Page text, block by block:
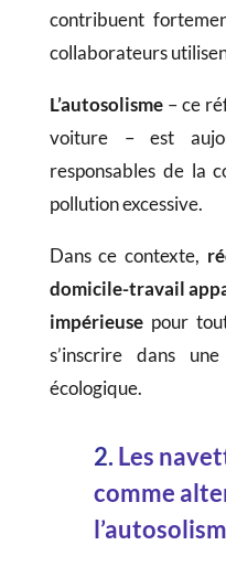
contribuent
collaborateurs
L’autosolisme– ce
voiture – est
responsables de la
pollution excessive.
Dans ce contexte,
domicile-travail
impérieusepour
s’inscrire dans
écologique.
2. Les
comme